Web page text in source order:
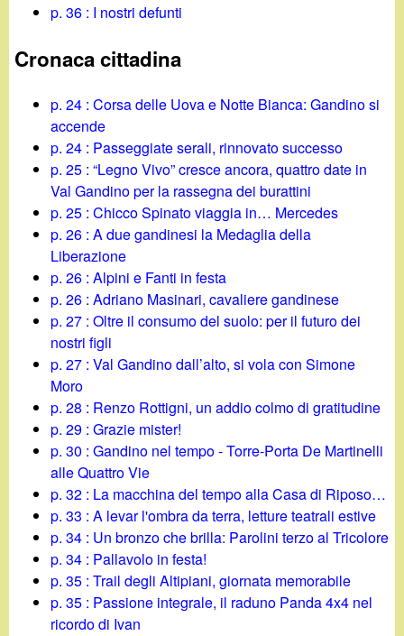
p. 36 : I nostri defunti
Cronaca cittadina
p. 24 : Corsa delle Uova e Notte Bianca: Gandino si
accende
p. 24 : Passeggiate serali, rinnovato successo
p. 25 : “Legno Vivo” cresce ancora, quattro date in
Val Gandino per la rassegna dei burattini
p. 25 : Chicco Spinato viaggia in… Mercedes
p. 26 : A due gandinesi la Medaglia della
Liberazione
p. 26 : Alpini e Fanti in festa
p. 26 : Adriano Masinari, cavaliere gandinese
p. 27 : Oltre il consumo del suolo: per il futuro dei
nostri figli
p. 27 : Val Gandino dall’alto, si vola con Simone
Moro
p. 28 : Renzo Rottigni, un addio colmo di gratitudine
p. 29 : Grazie mister!
p. 30 : Gandino nel tempo - Torre-Porta De Martinelli
alle Quattro Vie
p. 32 : La macchina del tempo alla Casa di Riposo…
p. 33 : A levar l'ombra da terra, letture teatrali estive
p. 34 : Un bronzo che brilla: Parolini terzo al Tricolore
p. 34 : Pallavolo in festa!
p. 35 : Trail degli Altipiani, giornata memorabile
p. 35 : Passione integrale, il raduno Panda 4x4 nel
ricordo di Ivan